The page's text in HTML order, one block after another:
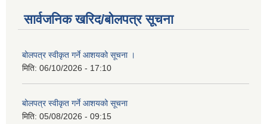
सार्वजनिक खरिद/बोलपत्र सूचना
बोलपत्र स्वीकृत गर्ने आशयको सूचना ।
मिति: 06/10/2026 - 17:10
बोलपत्र स्वीकृत गर्ने आशयको सूचना
मिति: 05/08/2026 - 09:15